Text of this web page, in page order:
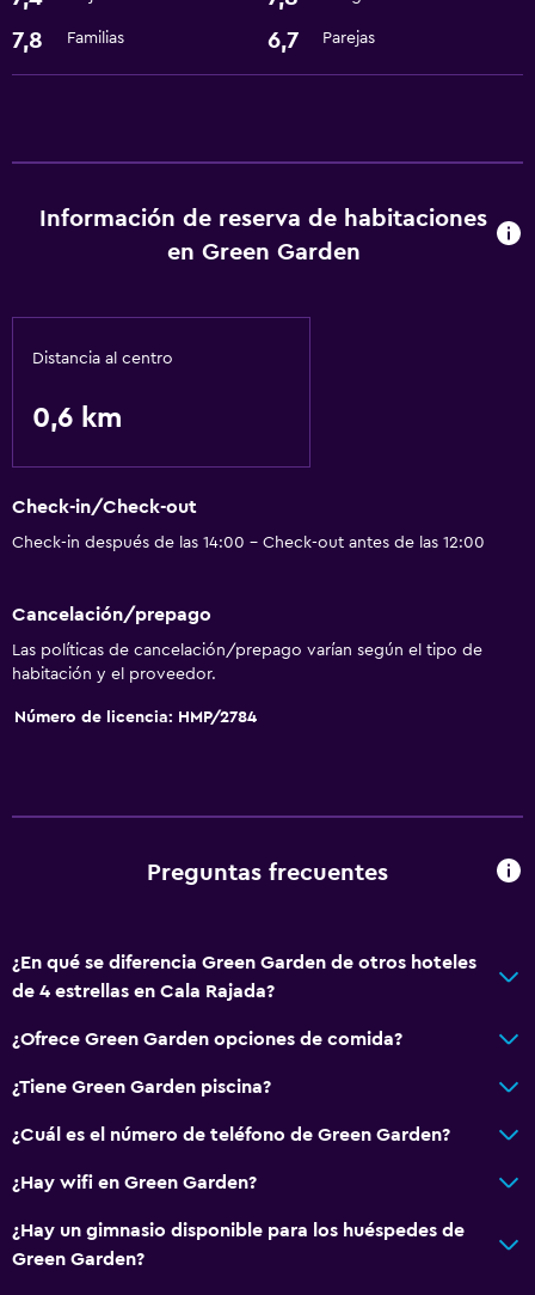
Comedor
Restaurante
Cambio de divisas
Cuidado de niños o guardería
Servicios básicos
Aire acondicionado
Calefacción
Servicios de lavandería/tintorería
Mesa de billar
Caja fuerte
Tenis
7,8 Familias 6,7 Parejas
Información de reserva de habitaciones
en Green Garden
Distancia al centro
0,6 km
Check-in/Check-out
Check-in después de las 14:00 - Check-out antes de las 12:00
Cancelación/prepago
Las políticas de cancelación/prepago varían según el tipo de
habitación y el proveedor.
Número de licencia: HMP/2784
Preguntas frecuentes
¿En qué se diferencia Green Garden de otros hoteles
de 4 estrellas en Cala Rajada?
¿Ofrece Green Garden opciones de comida?
¿Tiene Green Garden piscina?
¿Cuál es el número de teléfono de Green Garden?
¿Hay wifi en Green Garden?
¿Hay un gimnasio disponible para los huéspedes de
Green Garden?